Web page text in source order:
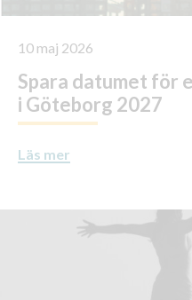
10 maj 2026
Spara datumet för
i Göteborg 2027
Läs mer